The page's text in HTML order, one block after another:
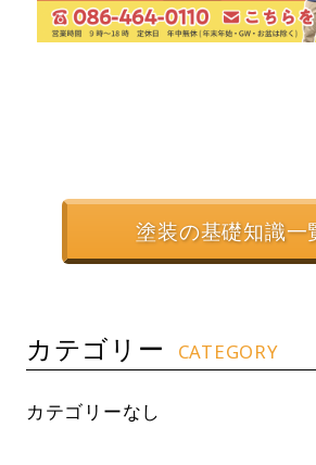
塗装の基礎知識一
カテゴリー CATEGORY
カテゴリーなし